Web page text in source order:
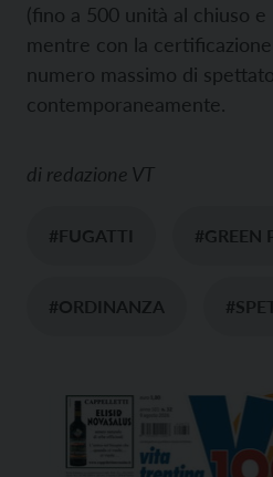
(fino a 500 unità al chiuso e
mentre con la
numero massimo di
contemporaneamente.
di redazione VT
#FUGATTI #GREEN
#ORDINANZA